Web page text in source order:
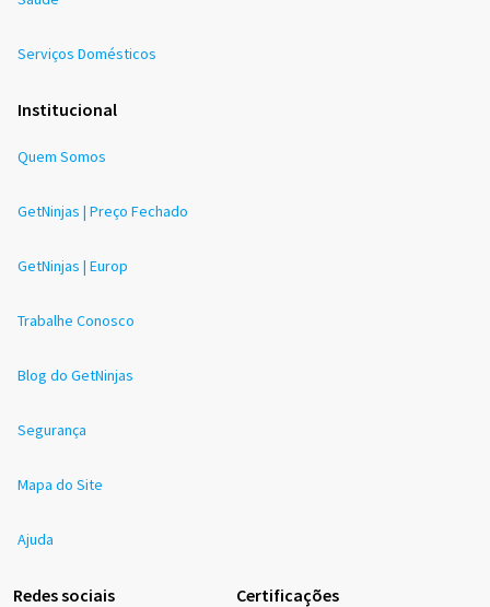
Serviços Domésticos
Institucional
Quem Somos
GetNinjas | Preço Fechado
GetNinjas | Europ
Trabalhe Conosco
Blog do GetNinjas
Segurança
Mapa do Site
Ajuda
Redes sociais Certificações